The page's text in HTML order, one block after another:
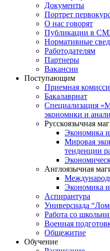
Документы
Портрет
О нас говорят
Публикации в
Нормативные
Работодателям
Партнеры
Вакансии
Поступающим
Приемная
Бакалавриат
Специализация
экономики и
Русскоязычная
Экономика
Мировая
тенденции
Англоязычная
Экономика
Аспирантура
Универсиада
Работа со
Военная
Общежитие
Обучение